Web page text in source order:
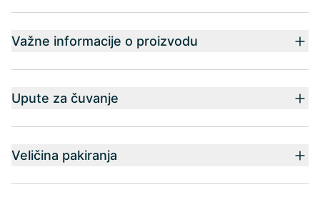
Važne informacije o proizvodu
Upute za čuvanje
Veličina pakiranja